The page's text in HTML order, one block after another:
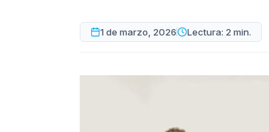
1 de marzo, 2026 Lectura: 2 min.